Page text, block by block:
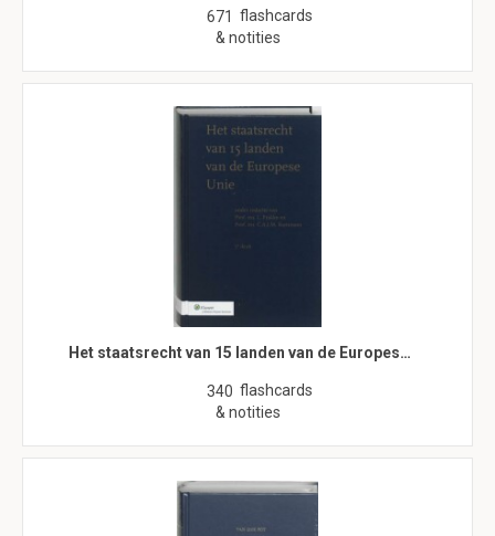
671 flashcards
& notities
Het staatsrecht van 15 landen van de Europes…
340 flashcards
& notities